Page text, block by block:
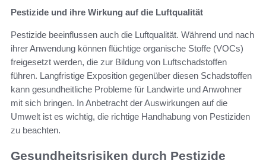
Pestizide und ihre Wirkung auf die Luftqualität
Pestizide beeinflussen auch die Luftqualität. Während und nach
ihrer Anwendung können flüchtige organische Stoffe (VOCs)
freigesetzt werden, die zur Bildung von Luftschadstoffen
führen. Langfristige Exposition gegenüber diesen Schadstoffen
kann gesundheitliche Probleme für Landwirte und Anwohner
mit sich bringen. In Anbetracht der Auswirkungen auf die
Umwelt ist es wichtig, die richtige Handhabung von Pestiziden
zu beachten.
Gesundheitsrisiken durch Pestizide